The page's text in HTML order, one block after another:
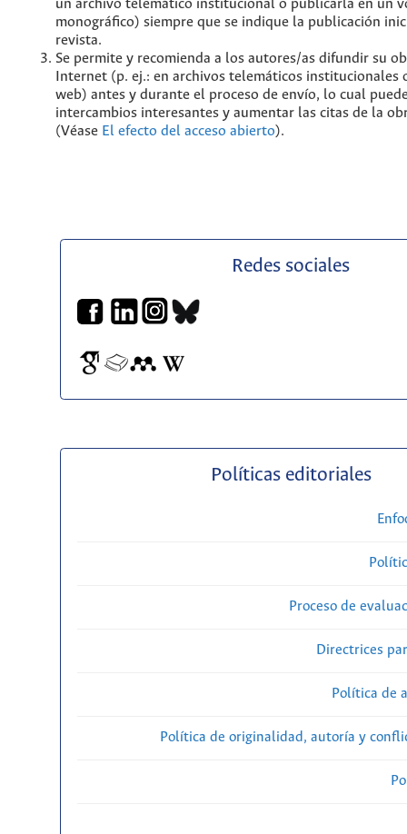
un archivo telemático institucional o publicarla en un
monográfico) siempre que se indique la publicación
revista.
Se permite y recomienda a los autores/as difundir su
Internet (p. ej.: en archivos telemáticos institucionales
web) antes y durante el proceso de envío, lo cual
intercambios interesantes y aumentar las citas de la
(Véase El efecto del acceso abierto).
Redes sociales
Políticas editoriales
Proceso de
Directrices
Política de
Política de originalidad, autoría y